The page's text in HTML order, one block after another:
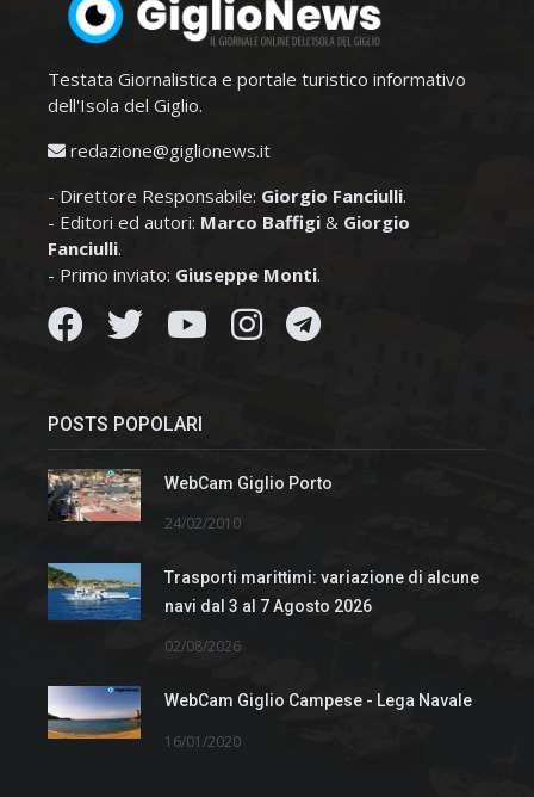
Testata Giornalistica e portale turistico informativo
dell'Isola del Giglio.
redazione@giglionews.it
- Direttore Responsabile: Giorgio Fanciulli.
- Editori ed autori: Marco Baffigi & Giorgio
Fanciulli.
- Primo inviato: Giuseppe Monti.
POSTS POPOLARI
WebCam Giglio Porto
24/02/2010
Trasporti marittimi: variazione di alcune
navi dal 3 al 7 Agosto 2026
02/08/2026
WebCam Giglio Campese - Lega Navale
16/01/2020